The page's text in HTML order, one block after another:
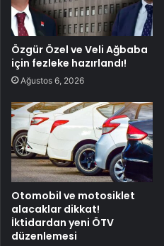
Özgür Özel ve Veli Ağbaba
için fezleke hazırlandı!
Ağustos 6, 2026
Otomobil ve motosiklet
alacaklar dikkat!
İktidardan yeni ÖTV
düzenlemesi